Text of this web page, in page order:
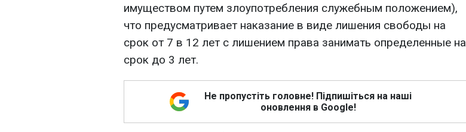
имуществом путем злоупотребления служебным положением),
что предусматривает наказание в виде лишения свободы на
срок от 7 в 12 лет с лишением права занимать определенные на
срок до 3 лет.
Не пропустіть головне! Підпишіться на наші
оновлення в Google!